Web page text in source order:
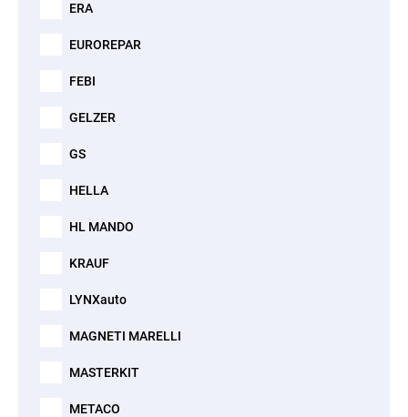
ERA
EUROREPAR
FEBI
GELZER
GS
HELLA
HL MANDO
KRAUF
LYNXauto
MAGNETI MARELLI
MASTERKIT
METACO